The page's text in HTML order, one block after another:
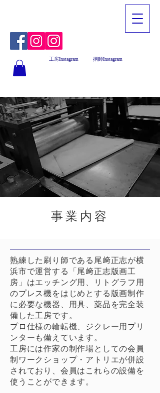
工房Instagram 摺師Instagram
事業内容
熟練した刷り師である尾﨑正志が横
浜市で運営する「尾﨑正志版画工
房」はエッチング用、リトグラフ用
のプレス機をはじめとする版画制作
に必要な機器、用具、薬品を完全装
備した工房です。
プロ仕様の輪転機、ジクレー用プリ
ンターも備えています。
工房には作家の制作場としての会員
制ワークショップ・アトリエが併設
されており、会員はこれらの設備を
使うことができます。